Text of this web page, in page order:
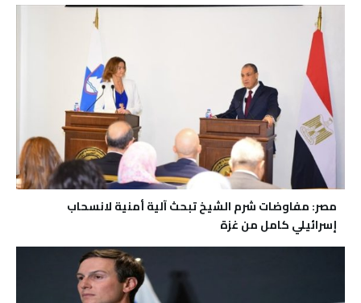
مصر: مفاوضات شرم الشيخ تبحث آلية أمنية لانسحاب
إسرائيلي كامل من غزة